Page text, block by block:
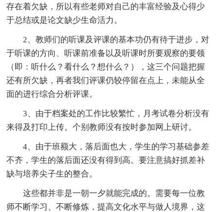
存在着欠缺，所以有些老师对自己的丰富经验及心得少
于总结或是论文缺少生命活力。
2、教师们的听课及评课的基本功仍有待于进步，对
于听课的方向、听课前准备以及听课时所要观察的要领
（即：听什么？看什么？想什么？），这三个问题把握
还有所欠缺，再者我们评课仍较停留在点上，未能从全
面的进行综合分析评课。
3、由于档案处的工作比较繁忙，月考试卷分析没有
来得及打印上传。个别教师没有按时参加网上研讨。
4、由于班额大，落后面也大，学生的学习基础参差
不齐，学生的落后面还没有得到高。要注意搞好抓差补
缺与培养尖子生的整合。
这些都并非是一朝一夕就能完成的。需要每一位教
师不断学习、不断修炼，提高文化水平与做人境界，这